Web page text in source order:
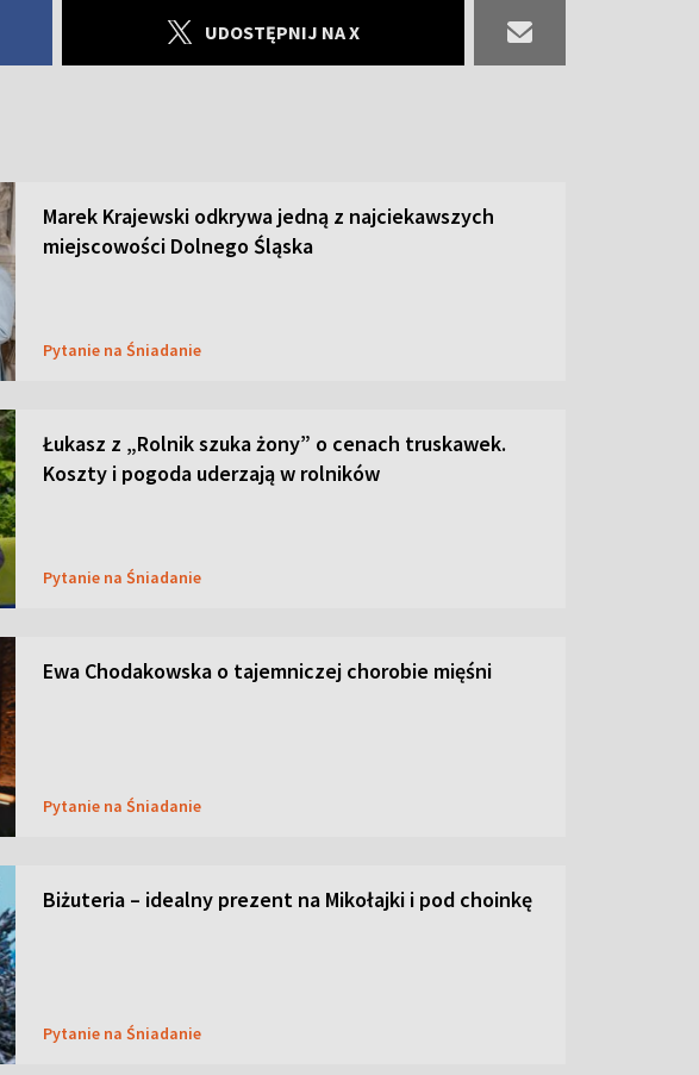
UDOSTĘPNIJ NA X
Marek Krajewski odkrywa jedną z najciekawszych
miejscowości Dolnego Śląska
Pytanie na Śniadanie
Łukasz z „Rolnik szuka żony” o cenach truskawek.
Koszty i pogoda uderzają w rolników
Pytanie na Śniadanie
Ewa Chodakowska o tajemniczej chorobie mięśni
Pytanie na Śniadanie
Biżuteria – idealny prezent na Mikołajki i pod choinkę
Pytanie na Śniadanie